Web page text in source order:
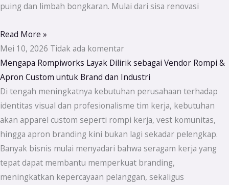
puing dan limbah bongkaran. Mulai dari sisa renovasi
Read More »
Mei 10, 2026 Tidak ada komentar
Mengapa Rompiworks Layak Dilirik sebagai Vendor Rompi &
Apron Custom untuk Brand dan Industri
Di tengah meningkatnya kebutuhan perusahaan terhadap
identitas visual dan profesionalisme tim kerja, kebutuhan
akan apparel custom seperti rompi kerja, vest komunitas,
hingga apron branding kini bukan lagi sekadar pelengkap.
Banyak bisnis mulai menyadari bahwa seragam kerja yang
tepat dapat membantu memperkuat branding,
meningkatkan kepercayaan pelanggan, sekaligus